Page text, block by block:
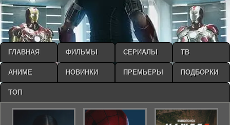
ГЛАВНАЯ ФИЛЬМЫ СЕРИАЛЫ ТВ
АНИМЕ НОВИНКИ ПРЕМЬЕРЫ ПОДБОРКИ
ТОП